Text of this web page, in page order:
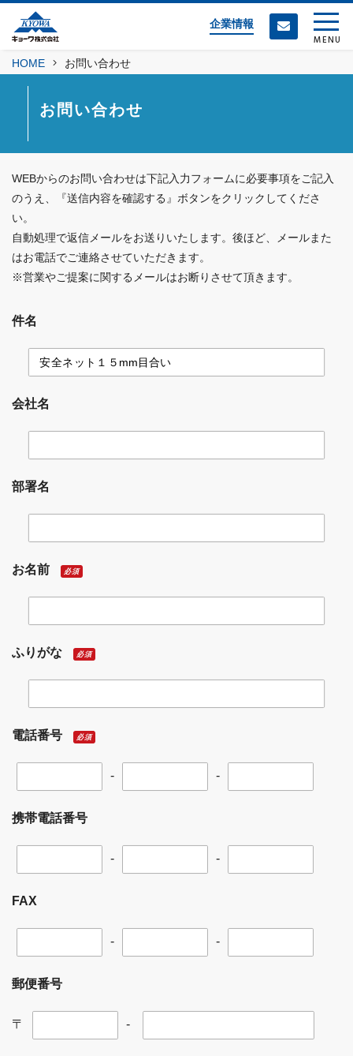
企業情報
MENU
HOME お問い合わせ
お問い合わせ
WEBからのお問い合わせは下記入力フォームに必要事項をご記入
のうえ、『送信内容を確認する』ボタンをクリックしてくださ
い。
自動処理で返信メールをお送りいたします。後ほど、メールまた
はお電話でご連絡させていただきます。
※営業やご提案に関するメールはお断りさせて頂きます。
件名
会社名
部署名
お名前 必須
ふりがな 必須
電話番号 必須
- -
携帯電話番号
- -
FAX
- -
郵便番号
〒 -